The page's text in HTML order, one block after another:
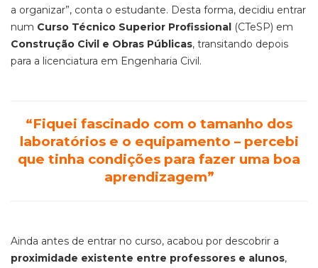
a organizar”, conta o estudante. Desta forma, decidiu entrar
num Curso Técnico Superior Profissional (CTeSP) em
Construção Civil e Obras Públicas, transitando depois
para a licenciatura em Engenharia Civil.
“Fiquei fascinado com o tamanho dos
laboratórios e o equipamento – percebi
que tinha condições para fazer uma boa
aprendizagem”
Ainda antes de entrar no curso, acabou por descobrir a
proximidade existente entre professores e alunos,